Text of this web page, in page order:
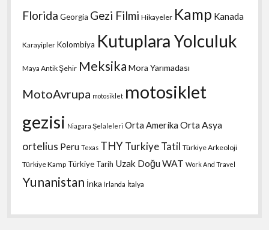
Florida Georgia Gezi Filmi Hikayeler Kamp Kanada
Karayipler Kolombiya Kutuplara Yolculuk
Maya Antik Şehir Meksika Mora Yarımadası
MotoAvrupa motosiklet motosiklet
gezisi Niagara Şelaleleri Orta Amerika Orta Asya
ortelius Peru Texas THYTurkiye Tatil Türkiye Arkeoloji
Türkiye Kamp Türkiye Tarih Uzak DoğuWAT Work And Travel
Yunanistan İnka İrlanda İtalya